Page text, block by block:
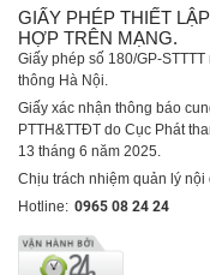
GIẤY PHÉP THIẾT
HỢP TRÊN MẠNG.
Giấy phép số 180/GP-
thông Hà Nội.
Giấy xác nhận thông báo
PTTH&TTĐT do Cục Phát
13 tháng 6 năm 2025.
Chịu trách nhiệm quản lý
Hotline: 0965 08 24 24